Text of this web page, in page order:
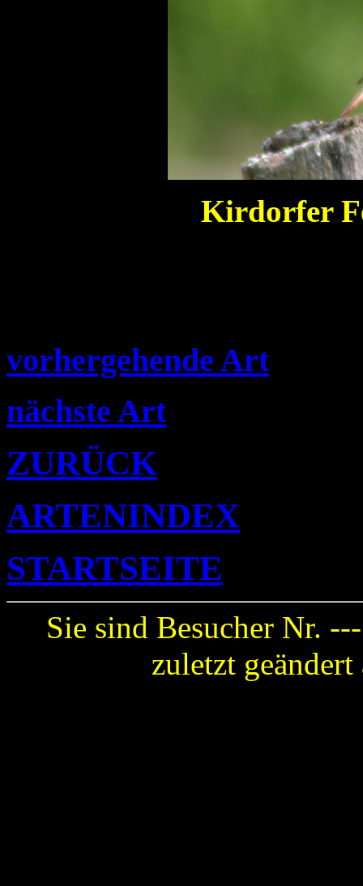
Kirdorfer
vorhergehende Art
nächste Art
ZURÜCK
ARTENINDEX
STARTSEITE
Sie sind Besucher Nr.
zuletzt